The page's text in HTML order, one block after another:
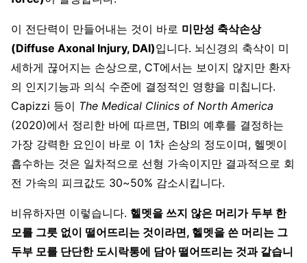
이 전단력이 만들어내는 것이 바로 미만성 축삭손상
(Diffuse Axonal Injury, DAI)입니다. 뇌신경의 축삭이 미
세하게 끊어지는 손상으로, CT에서는 보이지 않지만 환자
의 인지기능과 의식 수준에 결정적인 영향을 미칩니다.
Capizzi 등이 The Medical Clinics of North America
(2020)에서 정리한 바에 따르면, TBI의 예후를 결정하는
가장 강력한 요인이 바로 이 1차 손상의 정도이며, 헬멧이
흡수하는 것은 일차적으로 선형 가속이지만 결과적으로 회
전 가속의 피크값도 30~50% 감소시킵니다.
비유하자면 이렇습니다. 헬멧을 쓰지 않은 머리가 두부 한
모를 그릇 없이 떨어뜨리는 것이라면, 헬멧을 쓴 머리는 그
두부 모를 단단한 도시락통에 담아 떨어뜨리는 것과 같습니